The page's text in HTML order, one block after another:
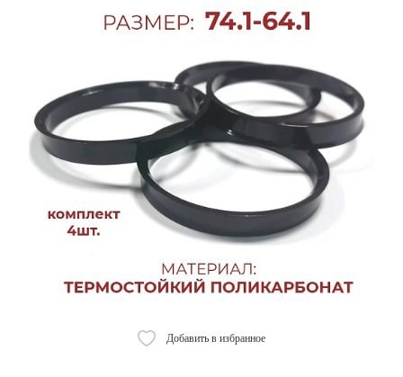
Добавить в избранное